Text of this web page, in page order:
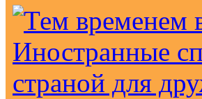
Иностранные
страной для